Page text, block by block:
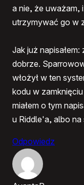
a nie, że uważam,
utrzymywać go w
Jak już
dobrze.
włożył w ten
kodu w
miałem o tym
u Riddle'a, albo na
Odpowiedz